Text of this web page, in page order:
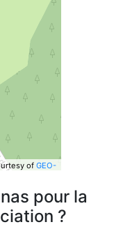
of GEO-
pour la
?